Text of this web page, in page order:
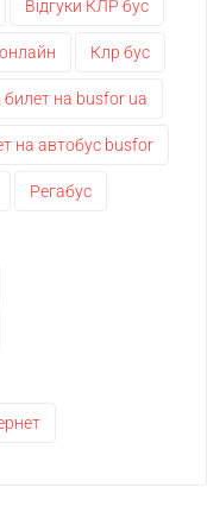
Відгуки КЛР бус
Клр бус
билет на busfor ua
на автобус busfor
Регабус